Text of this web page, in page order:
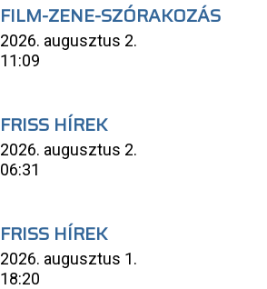
FILM-ZENE-SZÓRAKOZÁS
2026. augusztus 2.
11:09
FRISS HÍREK
2026. augusztus 2.
06:31
FRISS HÍREK
2026. augusztus 1.
18:20